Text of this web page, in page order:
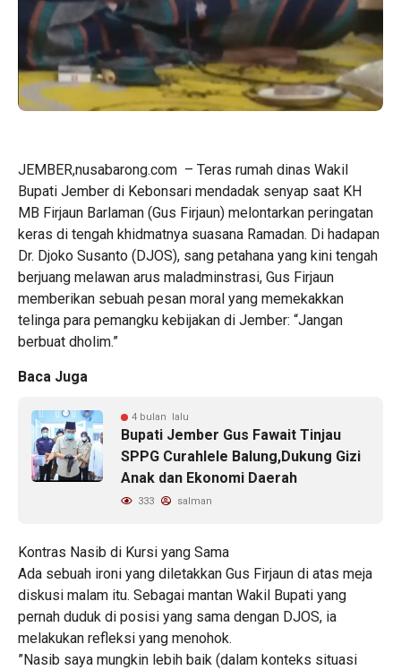
​JEMBER,nusabarong.com – Teras rumah dinas Wakil
Bupati Jember di Kebonsari mendadak senyap saat KH
MB Firjaun Barlaman (Gus Firjaun) melontarkan peringatan
keras di tengah khidmatnya suasana Ramadan. Di hadapan
Dr. Djoko Susanto (DJOS), sang petahana yang kini tengah
berjuang melawan arus maladminstrasi, Gus Firjaun
memberikan sebuah pesan moral yang memekakkan
telinga para pemangku kebijakan di Jember: “Jangan
berbuat dholim.”
Baca Juga
4 bulan lalu
Bupati Jember Gus Fawait Tinjau
SPPG Curahlele Balung,Dukung Gizi
Anak dan Ekonomi Daerah
333 salman
​Kontras Nasib di Kursi yang Sama
​Ada sebuah ironi yang diletakkan Gus Firjaun di atas meja
diskusi malam itu. Sebagai mantan Wakil Bupati yang
pernah duduk di posisi yang sama dengan DJOS, ia
melakukan refleksi yang menohok.
​”Nasib saya mungkin lebih baik (dalam konteks situasi